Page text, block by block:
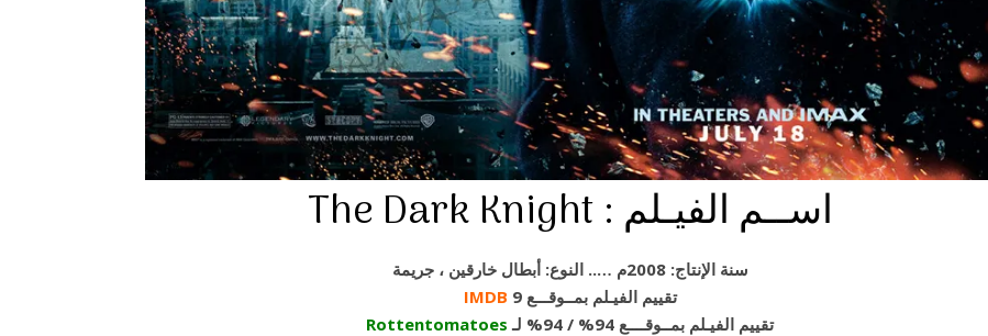
The Dark Knight : اســم الفيـلم
سنة الإنتاج: 2008م ….. النوع: أبطال خارقين ، جريمة
IMDB
تقييم الفيـلم بمــوقـــع 9
Rottentomatoes
تقييم الفيـلم بمــوقــــع 94% / 94% لـ